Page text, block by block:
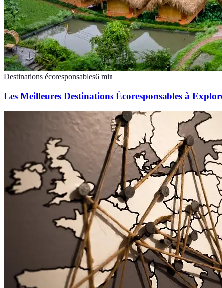
Destinations écoresponsables6 min
Les Meilleures Destinations Écoresponsables à